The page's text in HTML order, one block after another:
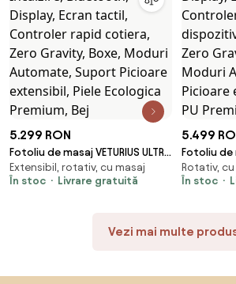
5.299 RON
Fotoliu de masaj VETURIUS ULTRA
PRO, Incalzire, Bluetooth,
Display, Ecran tactil, Controler
Suport Picioare extensibil, Piele
Extensibil, rotativ, cu masaj
În stoc
Livrare gratuită
5.499
Fotoliu de
Incalzire,
Ecran
Moduri
Rotativ,
În stoc
Vezi mai multe